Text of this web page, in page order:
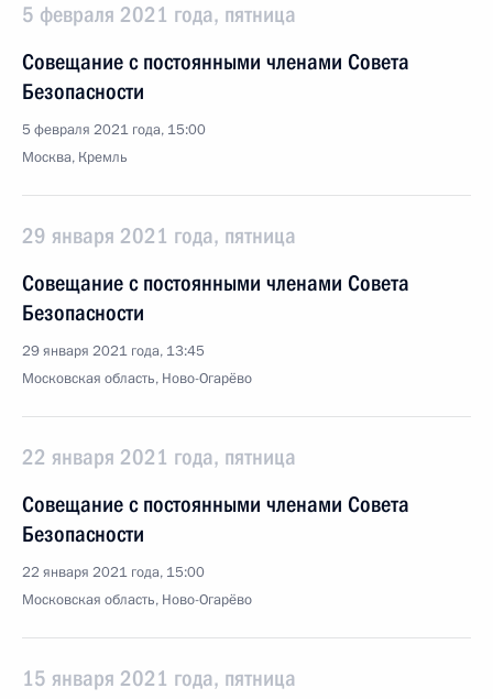
5 февраля 2021 года, пятница
Совещание с постоянными членами Совета
Безопасности
5 февраля 2021 года, 15:00
Москва, Кремль
29 января 2021 года, пятница
Совещание с постоянными членами Совета
Безопасности
29 января 2021 года, 13:45
Московская область, Ново-Огарёво
22 января 2021 года, пятница
Совещание с постоянными членами Совета
Безопасности
22 января 2021 года, 15:00
Московская область, Ново-Огарёво
15 января 2021 года, пятница